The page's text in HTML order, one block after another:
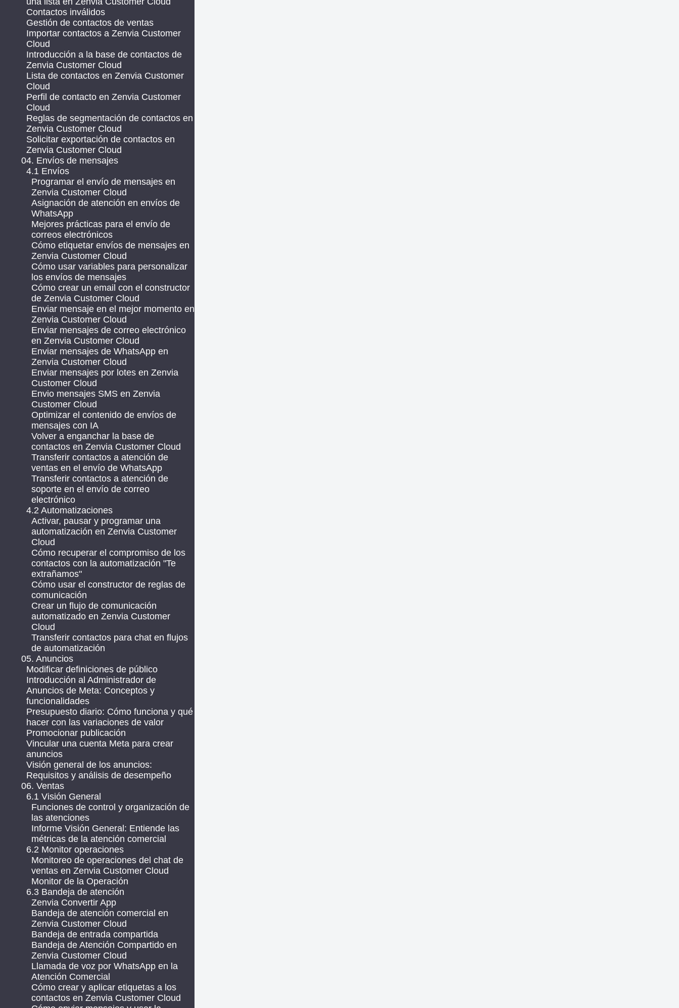
Contactos inválidos
Gestión de contactos de ventas
Importar contactos a Zenvia Customer
Cloud
Introducción a la base de contactos de
Zenvia Customer Cloud
Lista de contactos en Zenvia Customer
Cloud
Perfil de contacto en Zenvia Customer
Cloud
Reglas de segmentación de contactos en
Zenvia Customer Cloud
Solicitar exportación de contactos en
Zenvia Customer Cloud
04. Envíos de mensajes
4.1 Envíos
Programar el envío de mensajes en
Zenvia Customer Cloud
Asignación de atención en envíos de
WhatsApp
Mejores prácticas para el envío de
correos electrónicos
Cómo etiquetar envíos de mensajes en
Zenvia Customer Cloud
Cómo usar variables para personalizar
los envíos de mensajes
Cómo crear un email con el constructor
de Zenvia Customer Cloud
Enviar mensaje en el mejor momento en
Zenvia Customer Cloud
Enviar mensajes de correo electrónico
en Zenvia Customer Cloud
Enviar mensajes de WhatsApp en
Zenvia Customer Cloud
Enviar mensajes por lotes en Zenvia
Customer Cloud
Envio mensajes SMS en Zenvia
Customer Cloud
Optimizar el contenido de envíos de
mensajes con IA
Volver a enganchar la base de
contactos en Zenvia Customer Cloud
Transferir contactos a atención de
ventas en el envío de WhatsApp
Transferir contactos a atención de
soporte en el envío de correo
electrónico
4.2 Automatizaciones
Activar, pausar y programar una
automatización en Zenvia Customer
Cloud
Cómo recuperar el compromiso de los
contactos con la automatización "Te
extrañamos"
Cómo usar el constructor de reglas de
comunicación
Crear un flujo de comunicación
automatizado en Zenvia Customer
Cloud
Transferir contactos para chat en flujos
de automatización
05. Anuncios
Modificar definiciones de público
Introducción al Administrador de
Anuncios de Meta: Conceptos y
funcionalidades
Presupuesto diario: Cómo funciona y qué
hacer con las variaciones de valor
Promocionar publicación
Vincular una cuenta Meta para crear
anuncios
Visión general de los anuncios:
Requisitos y análisis de desempeño
06. Ventas
6.1 Visión General
Funciones de control y organización de
las atenciones
Informe Visión General: Entiende las
métricas de la atención comercial
6.2 Monitor operaciones
Monitoreo de operaciones del chat de
ventas en Zenvia Customer Cloud
Monitor de la Operación
6.3 Bandeja de atención
Zenvia Convertir App
Bandeja de atención comercial en
Zenvia Customer Cloud
Bandeja de entrada compartida
Bandeja de Atención Compartido en
Zenvia Customer Cloud
Llamada de voz por WhatsApp en la
Atención Comercial
Cómo crear y aplicar etiquetas a los
contactos en Zenvia Customer Cloud